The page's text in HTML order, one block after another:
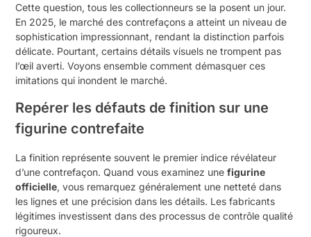
Cette question, tous les collectionneurs se la posent un jour.
En 2025, le marché des contrefaçons a atteint un niveau de
sophistication impressionnant, rendant la distinction parfois
délicate. Pourtant, certains détails visuels ne trompent pas
l’œil averti. Voyons ensemble comment démasquer ces
imitations qui inondent le marché.
Repérer les défauts de finition sur une
figurine contrefaite
La finition représente souvent le premier indice révélateur
d’une contrefaçon. Quand vous examinez unefigurine
officielle, vous remarquez généralement une netteté dans
les lignes et une précision dans les détails. Les fabricants
légitimes investissent dans des processus de contrôle qualité
rigoureux.